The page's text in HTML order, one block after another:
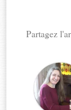
Partagez